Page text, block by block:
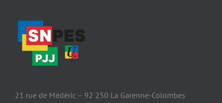
21 rue de Médéric – 92 250 La Garenne-Colombes